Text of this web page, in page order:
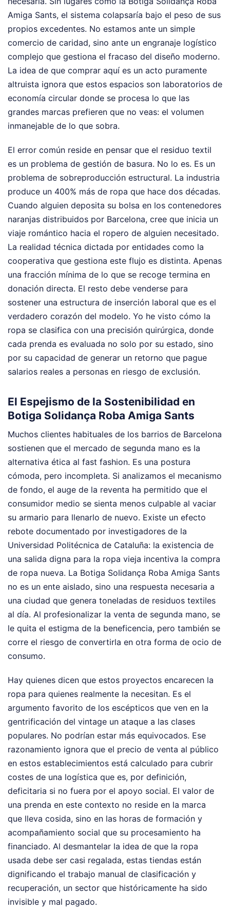
Amiga Sants, el sistema colapsaría bajo el peso de sus
propios excedentes. No estamos ante un simple
comercio de caridad, sino ante un engranaje logístico
complejo que gestiona el fracaso del diseño moderno.
La idea de que comprar aquí es un acto puramente
altruista ignora que estos espacios son laboratorios de
economía circular donde se procesa lo que las
grandes marcas prefieren que no veas: el volumen
inmanejable de lo que sobra.
El error común reside en pensar que el residuo textil
es un problema de gestión de basura. No lo es. Es un
problema de sobreproducción estructural. La industria
produce un 400% más de ropa que hace dos décadas.
Cuando alguien deposita su bolsa en los contenedores
naranjas distribuidos por Barcelona, cree que inicia un
viaje romántico hacia el ropero de alguien necesitado.
La realidad técnica dictada por entidades como la
cooperativa que gestiona este flujo es distinta. Apenas
una fracción mínima de lo que se recoge termina en
donación directa. El resto debe venderse para
sostener una estructura de inserción laboral que es el
verdadero corazón del modelo. Yo he visto cómo la
ropa se clasifica con una precisión quirúrgica, donde
cada prenda es evaluada no solo por su estado, sino
por su capacidad de generar un retorno que pague
salarios reales a personas en riesgo de exclusión.
El Espejismo de la Sostenibilidad en
Botiga Solidança Roba Amiga Sants
Muchos clientes habituales de los barrios de Barcelona
sostienen que el mercado de segunda mano es la
alternativa ética al fast fashion. Es una postura
cómoda, pero incompleta. Si analizamos el mecanismo
de fondo, el auge de la reventa ha permitido que el
consumidor medio se sienta menos culpable al vaciar
su armario para llenarlo de nuevo. Existe un efecto
rebote documentado por investigadores de la
Universidad Politécnica de Cataluña: la existencia de
una salida digna para la ropa vieja incentiva la compra
de ropa nueva. La Botiga Solidança Roba Amiga Sants
no es un ente aislado, sino una respuesta necesaria a
una ciudad que genera toneladas de residuos textiles
al día. Al profesionalizar la venta de segunda mano, se
le quita el estigma de la beneficencia, pero también se
corre el riesgo de convertirla en otra forma de ocio de
consumo.
Hay quienes dicen que estos proyectos encarecen la
ropa para quienes realmente la necesitan. Es el
argumento favorito de los escépticos que ven en la
gentrificación del vintage un ataque a las clases
populares. No podrían estar más equivocados. Ese
razonamiento ignora que el precio de venta al público
en estos establecimientos está calculado para cubrir
costes de una logística que es, por definición,
deficitaria si no fuera por el apoyo social. El valor de
una prenda en este contexto no reside en la marca
que lleva cosida, sino en las horas de formación y
acompañamiento social que su procesamiento ha
financiado. Al desmantelar la idea de que la ropa
usada debe ser casi regalada, estas tiendas están
dignificando el trabajo manual de clasificación y
recuperación, un sector que históricamente ha sido
invisible y mal pagado.